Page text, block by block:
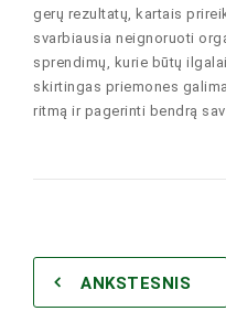
gerų rezultatų, kartais
svarbiausia neignoruoti
sprendimų, kurie būtų
skirtingas priemones
ritmą ir pagerinti bendrą
ANKSTESNIS